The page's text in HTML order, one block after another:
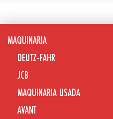
MAQUINARIA
DEUTZ-FAHR
JCB
MAQUINARIA USADA
AVANT